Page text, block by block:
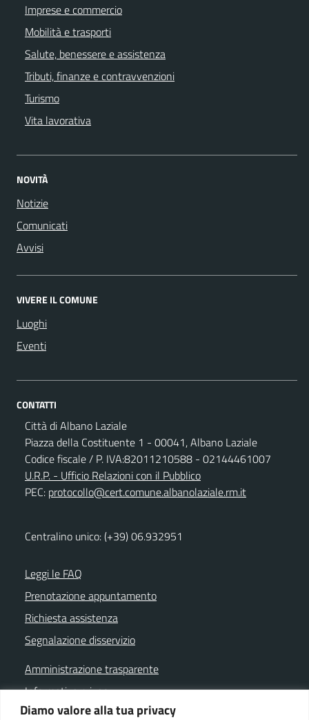
Diamo valore alla tua privacy
Imprese e commercio
Mobilità e trasporti
Salute, benessere e assistenza
Tributi, finanze e contravvenzioni
Turismo
Vita lavorativa
NOVITÀ
Notizie
Comunicati
Avvisi
VIVERE IL COMUNE
Luoghi
Eventi
CONTATTI
Città di Albano Laziale
Piazza della Costituente 1 - 00041, Albano Laziale
Codice fiscale / P. IVA:82011210588 - 02144461007
U.R.P. - Ufficio Relazioni con il Pubblico
PEC: protocollo@cert.comune.albanolaziale.rm.it
Centralino unico: (+39) 06.932951
Leggi le FAQ
Prenotazione appuntamento
Richiesta assistenza
Segnalazione disservizio
Amministrazione trasparente
Informativa privacy
Note legali